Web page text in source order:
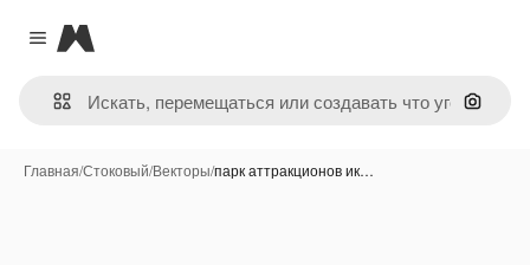
Close menu
Magnific
Поиск
Главная/Стоковый/Векторы/парк аттракционов ик…